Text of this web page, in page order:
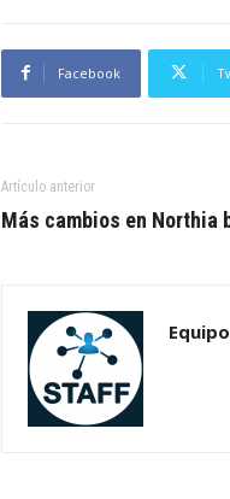
Facebook
Artículo anterior
Más cambios en Northia